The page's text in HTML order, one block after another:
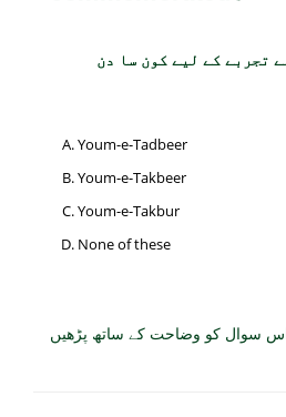
تجربے کے لیے کون سا دن
Youm-e-Tadbeer
Youm-e-Takbeer
Youm-e-Takbur
None of these
سوال کو وضاحت کے ساتھ پڑھیں